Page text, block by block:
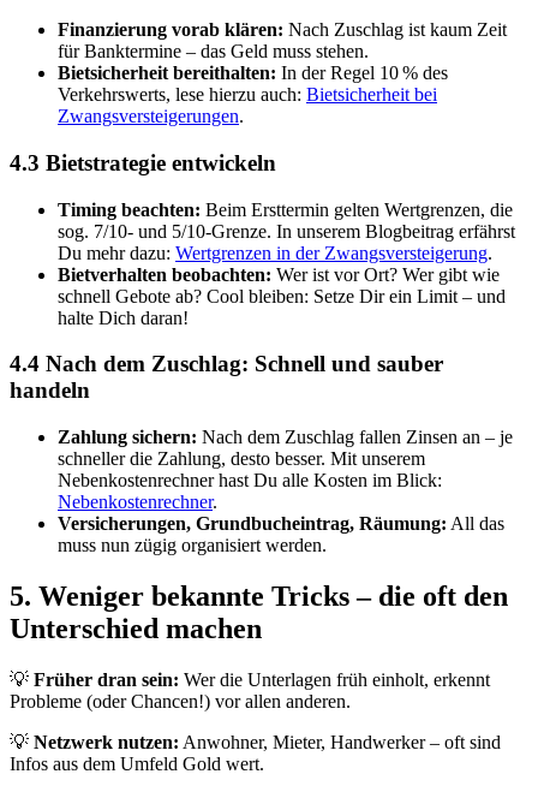
Finanzierung vorab klären: Nach Zuschlag ist kaum Zeit
für Banktermine – das Geld muss stehen.
Bietsicherheit bereithalten: In der Regel 10 % des
Verkehrswerts, lese hierzu auch: Bietsicherheit bei
Zwangsversteigerungen.
4.3 Bietstrategie entwickeln
Timing beachten: Beim Ersttermin gelten Wertgrenzen, die
sog. 7/10- und 5/10-Grenze. In unserem Blogbeitrag erfährst
Du mehr dazu: Wertgrenzen in der Zwangsversteigerung.
Bietverhalten beobachten: Wer ist vor Ort? Wer gibt wie
schnell Gebote ab? Cool bleiben: Setze Dir ein Limit – und
halte Dich daran!
4.4 Nach dem Zuschlag: Schnell und sauber
handeln
Zahlung sichern: Nach dem Zuschlag fallen Zinsen an – je
schneller die Zahlung, desto besser. Mit unserem
Nebenkostenrechner hast Du alle Kosten im Blick:
Nebenkostenrechner.
Versicherungen, Grundbucheintrag, Räumung: All das
muss nun zügig organisiert werden.
5. Weniger bekannte Tricks – die oft den
Unterschied machen
💡 Früher dran sein: Wer die Unterlagen früh einholt, erkennt
Probleme (oder Chancen!) vor allen anderen.
💡 Netzwerk nutzen: Anwohner, Mieter, Handwerker – oft sind
Infos aus dem Umfeld Gold wert.